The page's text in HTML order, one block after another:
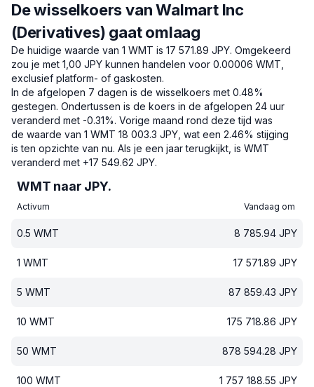
De wisselkoers van Walmart Inc
(Derivatives) gaat omlaag
De huidige waarde van 1 WMT is 17 571.89 JPY. Omgekeerd
zou je met 1,00 JPY kunnen handelen voor 0.00006 WMT,
exclusief platform- of gaskosten.
In de afgelopen 7 dagen is de wisselkoers met 0.48%
gestegen. Ondertussen is de koers in de afgelopen 24 uur
veranderd met -0.31%. Vorige maand rond deze tijd was
de waarde van 1 WMT 18 003.3 JPY, wat een 2.46% stijging
is ten opzichte van nu. Als je een jaar terugkijkt, is WMT
veranderd met +17 549.62 JPY.
WMT naar JPY.
Activum Vandaag om
0.5 WMT 8 785.94 JPY
1 WMT 17 571.89 JPY
5 WMT 87 859.43 JPY
10 WMT 175 718.86 JPY
50 WMT 878 594.28 JPY
100 WMT 1 757 188.55 JPY